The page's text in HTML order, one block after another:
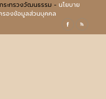
ระทรวงวัฒนธรรม - นโยบาย
รองข้อมูลส่วนบุคคล